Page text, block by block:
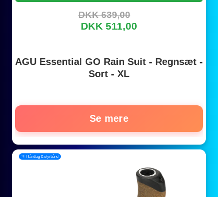
DKK 639,00
DKK 511,00
AGU Essential GO Rain Suit - Regnsæt -
Sort - XL
Se mere
📂 Håndtag & styrbånd